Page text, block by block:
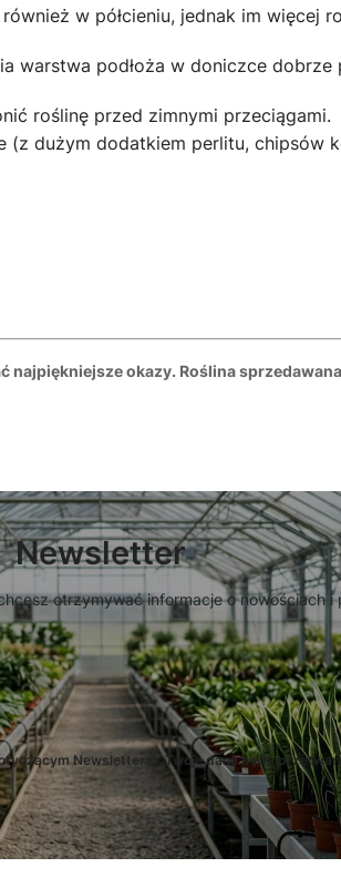
w półcieniu, jednak im więcej
warstwa podłoża w doniczce
roślinę przed zimnymi przeciągami.
dużym dodatkiem perlitu, chipsów
okazy. Roślina
Newsletter
otrzymywać informacje o nowościach i
Newslettera). Twoje dane będą